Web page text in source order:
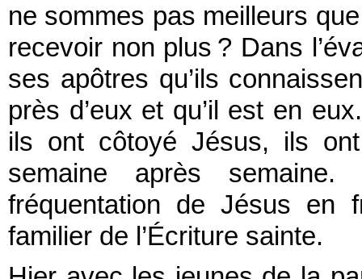
ne sommes pas meilleurs
recevoir non plus ? Dans
ses apôtres qu’ils
près d’eux et qu’il est en
ils ont côtoyé Jésus, ils
semaine après
fréquentation de Jésus en
familier de l’Écriture sainte.